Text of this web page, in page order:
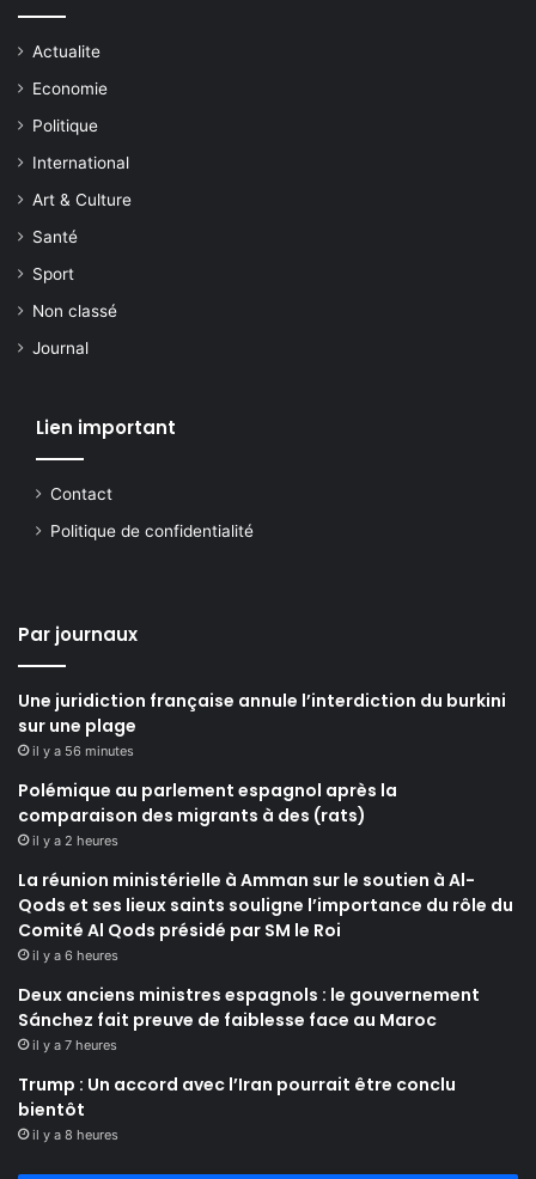
Actualite
Economie
Politique
International
Art & Culture
Santé
Sport
Non classé
Journal
Lien important
Contact
Politique de confidentialité
Par journaux
Une juridiction française annule l’interdiction du burkini
sur une plage
il y a 56 minutes
Polémique au parlement espagnol après la
comparaison des migrants à des (rats)
il y a 2 heures
La réunion ministérielle à Amman sur le soutien à Al-
Qods et ses lieux saints souligne l’importance du rôle du
Comité Al Qods présidé par SM le Roi
il y a 6 heures
Deux anciens ministres espagnols : le gouvernement
Sánchez fait preuve de faiblesse face au Maroc
il y a 7 heures
Trump : Un accord avec l’Iran pourrait être conclu
bientôt
il y a 8 heures